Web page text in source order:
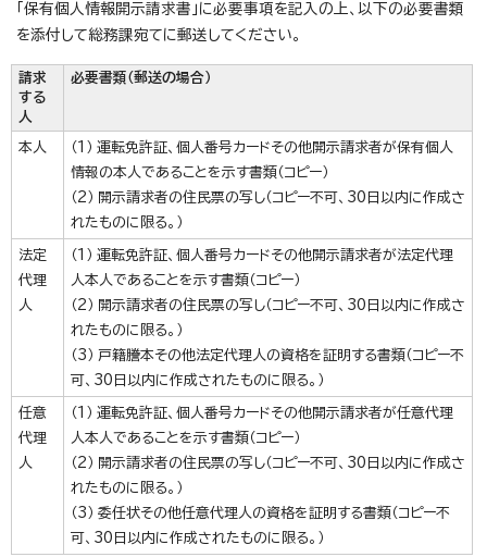
「保有個人情報開示請求書」に必要事項を記入の上、以下の必要書類
を添付して総務課宛てに郵送してください。
請求
する
人
必要書類（郵送の場合）
本人
（1） 運転免許証、個人番号カードその他開示請求者が保有個人
情報の本人であることを示す書類（コピー）
（2） 開示請求者の住民票の写し（コピー不可、30日以内に作成さ
れたものに限る。）
法定
代理
人
（1） 運転免許証、個人番号カードその他開示請求者が法定代理
人本人であることを示す書類（コピー）
（2） 開示請求者の住民票の写し（コピー不可、30日以内に作成さ
れたものに限る。）
（3） 戸籍謄本その他法定代理人の資格を証明する書類（コピー不
可、30日以内に作成されたものに限る。）
任意
代理
人
（1） 運転免許証、個人番号カードその他開示請求者が任意代理
人本人であることを示す書類（コピー）
（2） 開示請求者の住民票の写し（コピー不可、30日以内に作成さ
れたものに限る。）
（3） 委任状その他任意代理人の資格を証明する書類（コピー不
可、30日以内に作成されたものに限る。）